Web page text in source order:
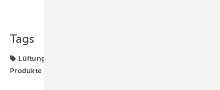
Tags
Lüftungsanlage
Produkte